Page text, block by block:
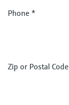
Phone *
Zip or Postal Code